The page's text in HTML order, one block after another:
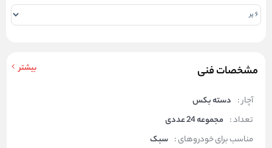
مشخصات فنی بیشتر
آچار : دسته بکس
تعداد : مجموعه 24 عددی
مناسب برای خودروهای : سبک